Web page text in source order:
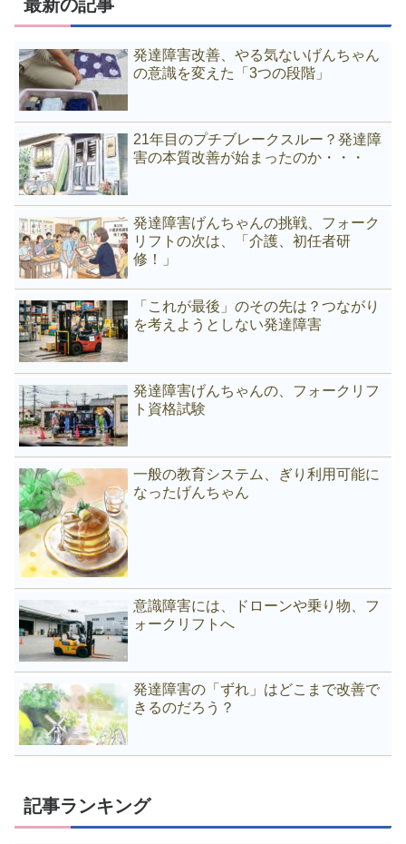
最新の記事
発達障害改善、やる気ないげんちゃん
の意識を変えた「3つの段階」
21年目のプチブレークスルー？発達障
害の本質改善が始まったのか・・・
発達障害げんちゃんの挑戦、フォーク
リフトの次は、「介護、初任者研
修！」
「これが最後」のその先は？つながり
を考えようとしない発達障害
発達障害げんちゃんの、フォークリフ
ト資格試験
一般の教育システム、ぎり利用可能に
なったげんちゃん
意識障害には、ドローンや乗り物、フ
ォークリフトへ
発達障害の「ずれ」はどこまで改善で
きるのだろう？
記事ランキング